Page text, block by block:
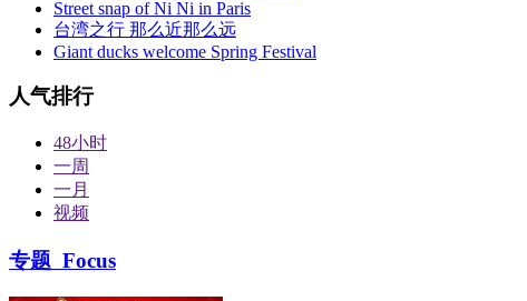
Street snap of Ni Ni in Paris
台湾之行 那么近那么远
Giant ducks welcome Spring Festival
人气排行
48小时
一周
一月
视频
专题 Focus